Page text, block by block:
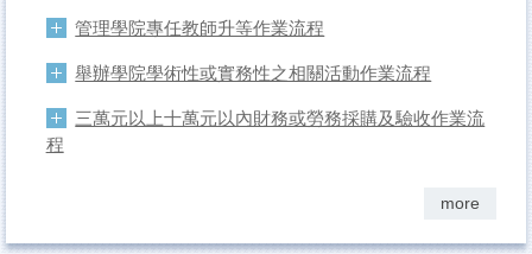
管理學院專任教師升等作業流程
舉辦學院學術性或實務性之相關活動作業流程
三萬元以上十萬元以內財務或勞務採購及驗收作業流
程
more